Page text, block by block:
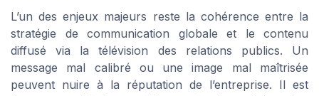
L’un des enjeux majeurs reste la cohérence entre la
stratégie de communication globale et le contenu
diffusé via la télévision des relations publics. Un
message mal calibré ou une image mal maîtrisée
peuvent nuire à la réputation de l’entreprise. Il est